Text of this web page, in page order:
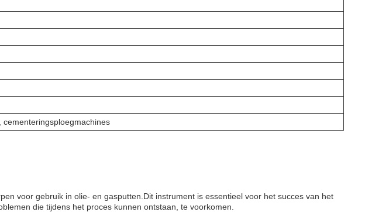
voor gebruik in olie- en gasputten.Dit instrument is essentieel voor het succes van het
die tijdens het proces kunnen ontstaan, te voorkomen.